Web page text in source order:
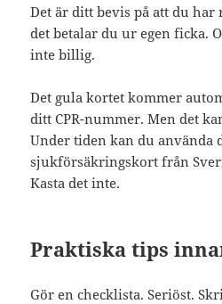
Det är ditt bevis på att du
det betalar du ur egen ficka.
inte billig.
Det gula kortet kommer
ditt CPR-nummer. Men det
Under tiden kan du använda
sjukförsäkringskort från
Kasta det inte.
Praktiska tips
Gör en checklista. Seriöst.